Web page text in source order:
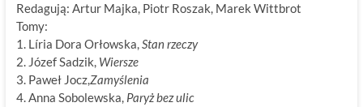
Redagują: Artur Majka, Piotr Roszak, Marek Wittbrot
Tomy:
1. Líria Dora Orłowska,Stan rzeczy
2. Józef Sadzik, Wiersze
3. Paweł Jocz,Zamyślenia
4. Anna Sobolewska, Paryż bez ulic